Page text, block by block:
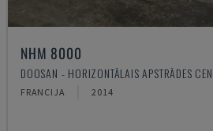
NHM 8000
DOOSAN - HORIZONTĀLAIS APSTRĀDES
FRANCIJA 2014